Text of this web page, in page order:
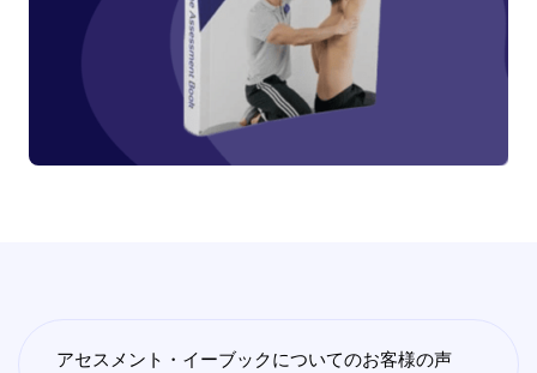
アセスメント・イーブックについてのお客様の声